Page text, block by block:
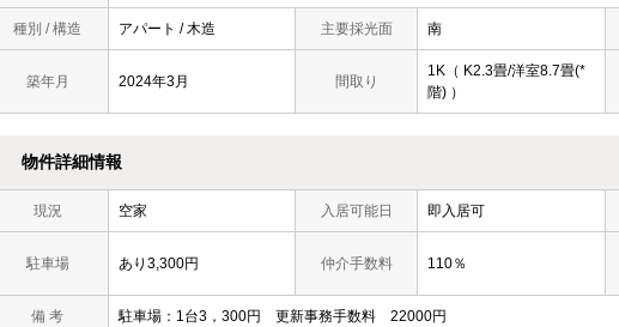
種別 / 構造 アパート / 木造 主要採光面 南
築年月 2024年3月 間取り
1K（ K2.3畳/洋室8.7畳(*
階) ）
物件詳細情報
現況 空家 入居可能日 即入居可
駐車場 あり3,300円 仲介手数料 110％
備 考 駐車場：1台3，300円 更新事務手数料 22000円